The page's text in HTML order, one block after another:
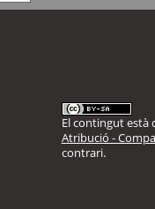
El contingut està
Atribució -
contrari.